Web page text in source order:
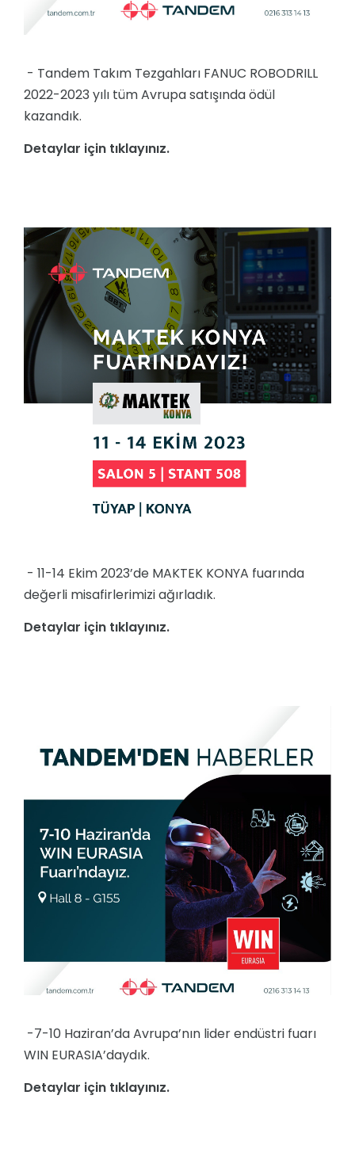
- Tandem Takım Tezgahları FANUC ROBODRILL
2022-2023 yılı tüm Avrupa satışında ödül
kazandık.
Detaylar için tıklayınız.
- 11-14 Ekim 2023’de MAKTEK KONYA fuarında
değerli misafirlerimizi ağırladık.
Detaylar için tıklayınız.
-7-10 Haziran’da Avrupa’nın lider endüstri fuarı
WIN EURASIA’daydık.
Detaylar için tıklayınız.